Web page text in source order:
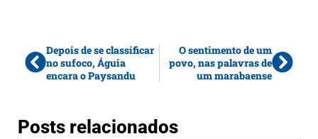
Depois de se classificar
no sufoco, Águia
encara o Paysandu
O sentimento de um
povo, nas palavras de
um marabaense
Posts relacionados